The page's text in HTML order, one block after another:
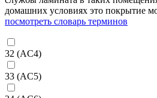
домашних условиях это покрытие
посмотреть словарь терминов
32 (AC4)
33 (AC5)